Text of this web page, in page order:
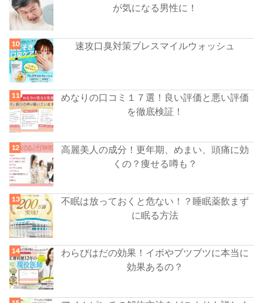
が気になる男性に！
速攻口臭対策ブレスマイルウォッシュ
めなりの口コミ１７選！良い評価と悪い評価
を徹底検証！
高麗美人の成分！更年期、めまい、頭痛に効
くの？痩せる噂も？
不眠は放っておくと危ない！？睡眠薬飲まず
に眠る方法
わらびはだの効果！イボやブツブツに本当に
効果あるの？